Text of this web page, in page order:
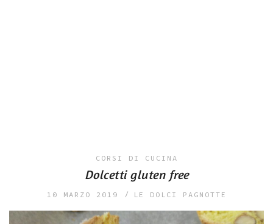
CORSI DI CUCINA
Dolcetti gluten free
10 MARZO 2019 LE DOLCI PAGNOTTE